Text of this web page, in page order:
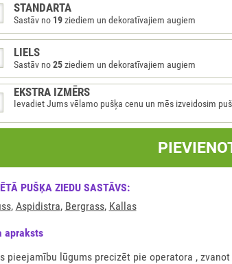
STANDARTA
Sastāv no 19ziediem un dekoratīvajiem augiem
LIELS
Sastāv no25ziediem un dekoratīvajiem augiem
EKSTRA IZMĒRS
Ievadiet Jums vēlamo pušķa cenu un mēs izveidosim
PUŠĶA ZIEDU SASTĀVS:
, Aspidistra, Bergrass, Kallas
apraksts
pieejamību lūgums precizēt pie operatora ,